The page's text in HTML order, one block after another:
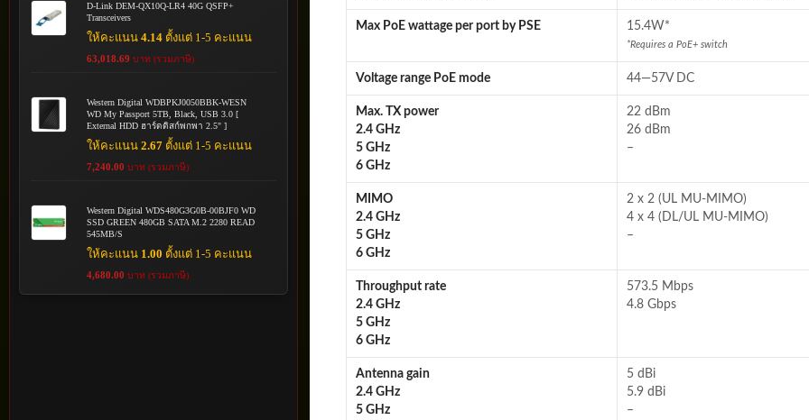
Max PoE wattage per port by PSE 15.4W*
*Requires a PoE+ switch
Voltage range PoE mode 44—57V DC
Max. TX power
2.4 GHz
5 GHz
6 GHz
22 dBm
26 dBm
–
MIMO
2.4 GHz
5 GHz
6 GHz
2 x 2 (UL MU-MIMO)
4 x 4 (DL/UL MU-MIMO)
–
Throughput rate
2.4 GHz
5 GHz
6 GHz
573.5 Mbps
4.8 Gbps
Antenna gain
2.4 GHz
5 GHz
5 dBi
5.9 dBi
–
D-Link DEM-QX10Q-LR4 40G QSFP+
Transceivers
ให้คะแนน4.14 ตั้งแต่ 1-5 คะแนน
63,018.69 บาท (รวมภาษี)
Western Digital WDBPKJ0050BBK-WESN
WD My Passport 5TB, Black, USB 3.0 [
External HDD ฮาร์ดดิสก์พกพา 2.5" ]
ให้คะแนน2.67 ตั้งแต่ 1-5 คะแนน
7,240.00 บาท (รวมภาษี)
Western Digital WDS480G3G0B-00BJF0 WD
SSD GREEN 480GB SATA M.2 2280 READ
545MB/S
ให้คะแนน 1.00 ตั้งแต่ 1-5 คะแนน
4,680.00 บาท (รวมภาษี)